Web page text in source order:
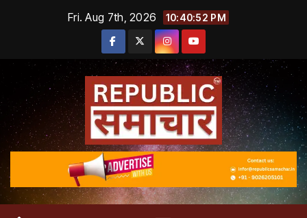
Fri. Aug 7th, 2026 10:40:53 PM